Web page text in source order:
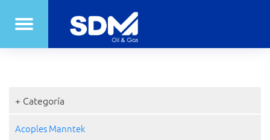
+ Categoría
Acoples Manntek